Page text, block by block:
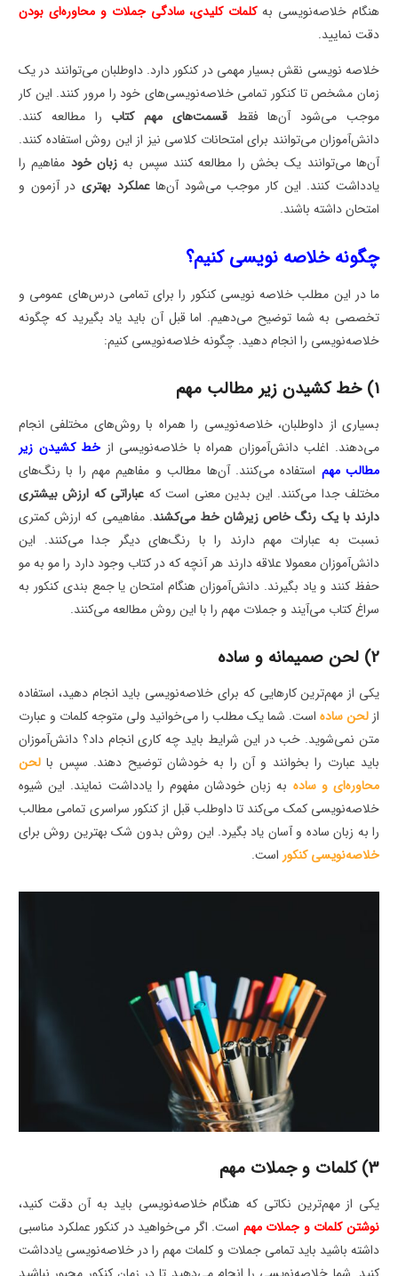
هنگام خلاصه‌نویسی بهکلمات کلیدی، سادگی جملات و محاوره‌ای بودن
دقت نمایید.
خلاصه نویسی نقش بسیار مهمی در کنکور دارد. داوطلبان می‌توانند در یک
زمان مشخص تا کنکور تمامی خلاصه‌نویسی‌های خود را مرور کنند. این کار
موجب می‌شود آن‌ها فقطقسمت‌های مهم کتاب را مطالعه کنند.
دانش‌آموزان می‌توانند برای امتحانات کلاسی نیز از این روش استفاده کنند.
آن‌ها می‌توانند یک بخش را مطالعه کنند سپس به زبان خود مفاهیم را
یادداشت کنند. این کار موجب می‌شود آن‌هاعملکرد بهتری در آزمون و
امتحان داشته باشند.
چگونه خلاصه نویسی کنیم؟
ما در این مطلب خلاصه نویسی کنکور را برای تمامی درس‌های عمومی و
تخصصی به شما توضیح می‌دهیم. اما قبل آن باید یاد بگیرید که چگونه
خلاصه‌نویسی را انجام دهید. چگونه خلاصه‌نویسی کنیم:
1) خط کشیدن زیر مطالب مهم
بسیاری از داوطلبان، خلاصه‌نویسی را همراه با روش‌های مختلفی انجام
می‌دهند. اغلب دانش‌آموزان همراه با خلاصه‌نویسی از خط کشیدن زیر
مطالب مهم استفاده می‌کنند. آن‌ها مطالب و مفاهیم مهم را با رنگ‌های
مختلف جدا می‌کنند. این بدین معنی است که عباراتی که ارزش بیشتری
دارند با یک رنگ خاص زیرشان خط می‌کشند. مفاهیمی که ارزش کمتری
نسبت به عبارات مهم دارند را با رنگ‌های دیگر جدا می‌کنند. این
دانش‌آموزان معمولا علاقه دارند هر آنچه که در کتاب وجود دارد را مو به مو
حفظ کنند و یاد بگیرند. دانش‌آموزان هنگام امتحان یا جمع بندی کنکور به
سراغ کتاب می‌آیند و جملات مهم را با این روش مطالعه می‌کنند.
2) لحن صمیمانه و ساده
یکی از مهم‌ترین کارهایی که برای خلاصه‌نویسی باید انجام دهید، استفاده
از لحن ساده است. شما یک مطلب را می‌خوانید ولی متوجه کلمات و عبارت
متن نمی‌شوید. خب در این شرایط باید چه کاری انجام داد؟ دانش‌آموزان
باید عبارت را بخوانند و آن را به خودشان توضیح دهند. سپس بالحن
محاوره‌ای و ساده به زبان خودشان مفهوم را یادداشت نمایند. این شیوه
خلاصه‌نویسی کمک می‌کند تا داوطلب قبل از کنکور سراسری تمامی مطالب
را به زبان ساده و آسان یاد بگیرد. این روش بدون شک بهترین روش برای
خلاصه‌نویسی کنکور است.
3) کلمات و جملات مهم
یکی از مهم‌ترین نکاتی که هنگام خلاصه‌نویسی باید به آن دقت کنید،
نوشتن کلمات و جملات مهم است. اگر می‌خواهید در کنکور عملکرد مناسبی
داشته باشید باید تمامی جملات و کلمات مهم را در خلاصه‌نویسی یادداشت